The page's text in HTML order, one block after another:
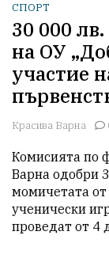
СПОРТ
30 000
на ОУ
участие
Красива Варна
Комисията по
Варна одобри
момичетата от
ученически
проведат от 4